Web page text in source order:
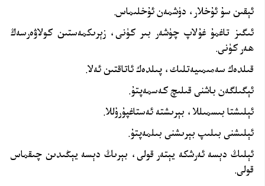
ئېقىن سۇ ئۇخلار، دۈشمەن ئۇخلىماس.
ئىگىز تاغمۇ غۇلاپ چۈشەر بىر كۈنى، زېرىكمەستىن كولاۋەرسەڭ
ھەر كۈنى.
قىلدەك سەمىمىيەتلىك، پىلدەك ئاتاقتىن ئەلا.
ئېگىلگەن باشنى قىلىچ كەسمەپتۇ.
ئېلىشتا بىسمىللا، بېرىشتە ئەستاغپۇرۇللا.
ئېلىشنى بىلىپ بېرىشنى بىلمەپتۇ.
ئېلىڭ دېسە ئەرشكە يېتەر قولى، بېرىڭ دېسە يېڭىدىن چىقماس
قولى.